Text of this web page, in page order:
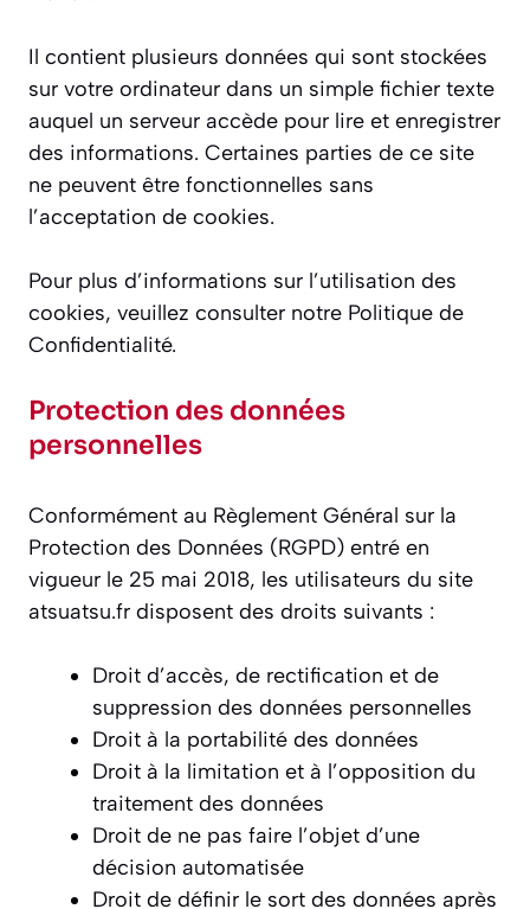
Il contient plusieurs données qui sont stockées
sur votre ordinateur dans un simple fichier texte
auquel un serveur accède pour lire et enregistrer
des informations. Certaines parties de ce site
ne peuvent être fonctionnelles sans
l’acceptation de cookies.​
Pour plus d’informations sur l’utilisation des
cookies, veuillez consulter notre Politique de
Confidentialité.​
Protection des données
personnelles
Conformément au Règlement Général sur la
Protection des Données (RGPD) entré en
vigueur le 25 mai 2018, les utilisateurs du site
atsuatsu.fr disposent des droits suivants :​
Droit d’accès, de rectification et de
suppression des données personnelles
Droit à la portabilité des données
Droit à la limitation et à l’opposition du
traitement des données
Droit de ne pas faire l’objet d’une
décision automatisée
Droit de définir le sort des données après